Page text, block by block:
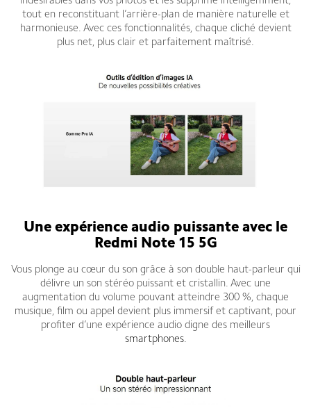
tout en reconstituant l’arrière-plan de manière naturelle et
harmonieuse. Avec ces fonctionnalités, chaque cliché devient
plus net, plus clair et parfaitement maîtrisé.
Une expérience audio puissante avec le
Redmi Note 15 5G
Vous plonge au cœur du son grâce à son double haut-parleur qui
délivre un son stéréo puissant et cristallin. Avec une
augmentation du volume pouvant atteindre 300 %, chaque
musique, film ou appel devient plus immersif et captivant, pour
profiter d’une expérience audio digne des meilleurs
smartphones.